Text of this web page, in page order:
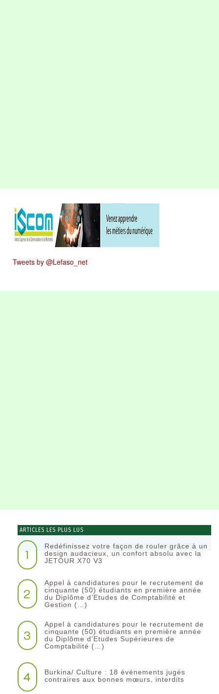
Tweets by @Lefaso_net
ARTICLES LES PLUS LUS
1
Redéfinissez votre façon de rouler grâce à un
design audacieux, un confort absolu avec la
JETOUR X70 V3
2
Appel à candidatures pour le recrutement de
cinquante (50) étudiants en première année
du Diplôme d’Etudes de Comptabilité et
Gestion (…)
3
Appel à candidatures pour le recrutement de
cinquante (50) étudiants en première année
du Diplôme d’Etudes Supérieures de
Comptabilité (…)
4
Burkina/ Culture : 18 événements jugés
contraires aux bonnes mœurs, interdits